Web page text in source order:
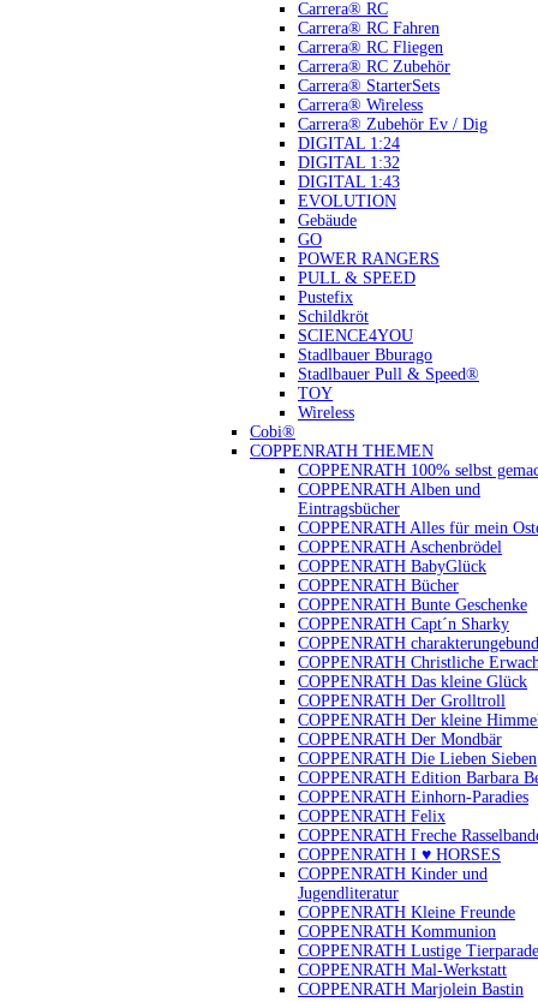
Carrera® RC
Carrera® RC Fahren
Carrera® RC Fliegen
Carrera® RC Zubehör
Carrera® StarterSets
Carrera® Wireless
Carrera® Zubehör Ev / Dig
DIGITAL 1:24
DIGITAL 1:32
DIGITAL 1:43
EVOLUTION
Gebäude
GO
POWER RANGERS
PULL & SPEED
Pustefix
Schildkröt
SCIENCE4YOU
Stadlbauer Bburago
Stadlbauer Pull & Speed®
TOY
Wireless
Cobi®
COPPENRATH THEMEN
COPPENRATH 100% selbst
COPPENRATH Alben und
Eintragsbücher
COPPENRATH Alles für mein
COPPENRATH Aschenbrödel
COPPENRATH BabyGlück
COPPENRATH Bücher
COPPENRATH Bunte Geschenke
COPPENRATH Capt´n Sharky
COPPENRATH
COPPENRATH Christliche
COPPENRATH Das kleine Glück
COPPENRATH Der Grolltroll
COPPENRATH Der kleine
COPPENRATH Der Mondbär
COPPENRATH Die Lieben Sieben
COPPENRATH Edition Barbara
COPPENRATH Einhorn-Paradies
COPPENRATH Felix
COPPENRATH Freche
COPPENRATH I ♥ HORSES
COPPENRATH Kinder und
Jugendliteratur
COPPENRATH Kleine Freunde
COPPENRATH Kommunion
COPPENRATH Lustige Tierparade
COPPENRATH Mal-Werkstatt
COPPENRATH Marjolein Bastin